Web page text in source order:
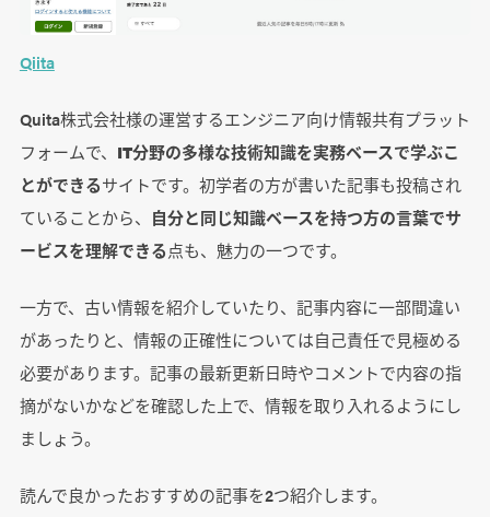
Qiita
Quita株式会社様の運営するエンジニア向け情報共有プラット
フォームで、 IT分野の多様な技術知識を実務ベースで学ぶこ
とができるサイトです。初学者の方が書いた記事も投稿され
ていることから、 自分と同じ知識ベースを持つ方の言葉でサ
ービスを理解できる点も、魅力の一つです。
一方で、古い情報を紹介していたり、記事内容に一部間違い
があったりと、情報の正確性については自己責任で見極める
必要があります。記事の最新更新日時やコメントで内容の指
摘がないかなどを確認した上で、情報を取り入れるようにし
ましょう。
読んで良かったおすすめの記事を2つ紹介します。